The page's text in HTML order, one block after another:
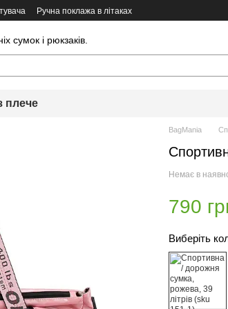
Ручна поклажа в літаках
сумок і рюкзаків.
плече
BagMania
Немає в
790
Виберіть